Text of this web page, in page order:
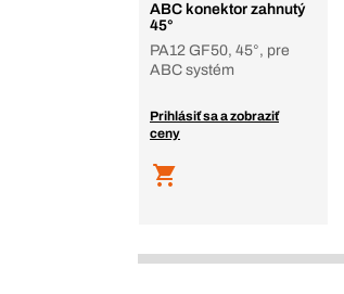
ABC konektor zahnutý
45°
PA12 GF50, 45°, pre
ABC systém
Prihlásiť sa a zobraziť
ceny